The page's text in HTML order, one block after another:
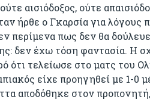
αισιόδοξος, ούτε
ήρθε ο Γκαρσία για λόγους
περίμενα πως δεν θα
δεν έχω τόση φαντασία. Η
ότι τελείωσε στο ματς του
είχε προηγηθεί με 1-0
αποδόθηκε στον